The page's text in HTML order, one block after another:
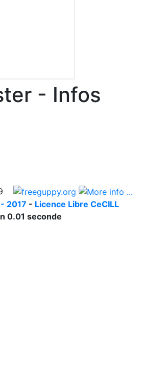
- Infos
2017 - Licence Libre CeCILL
0.01 seconde